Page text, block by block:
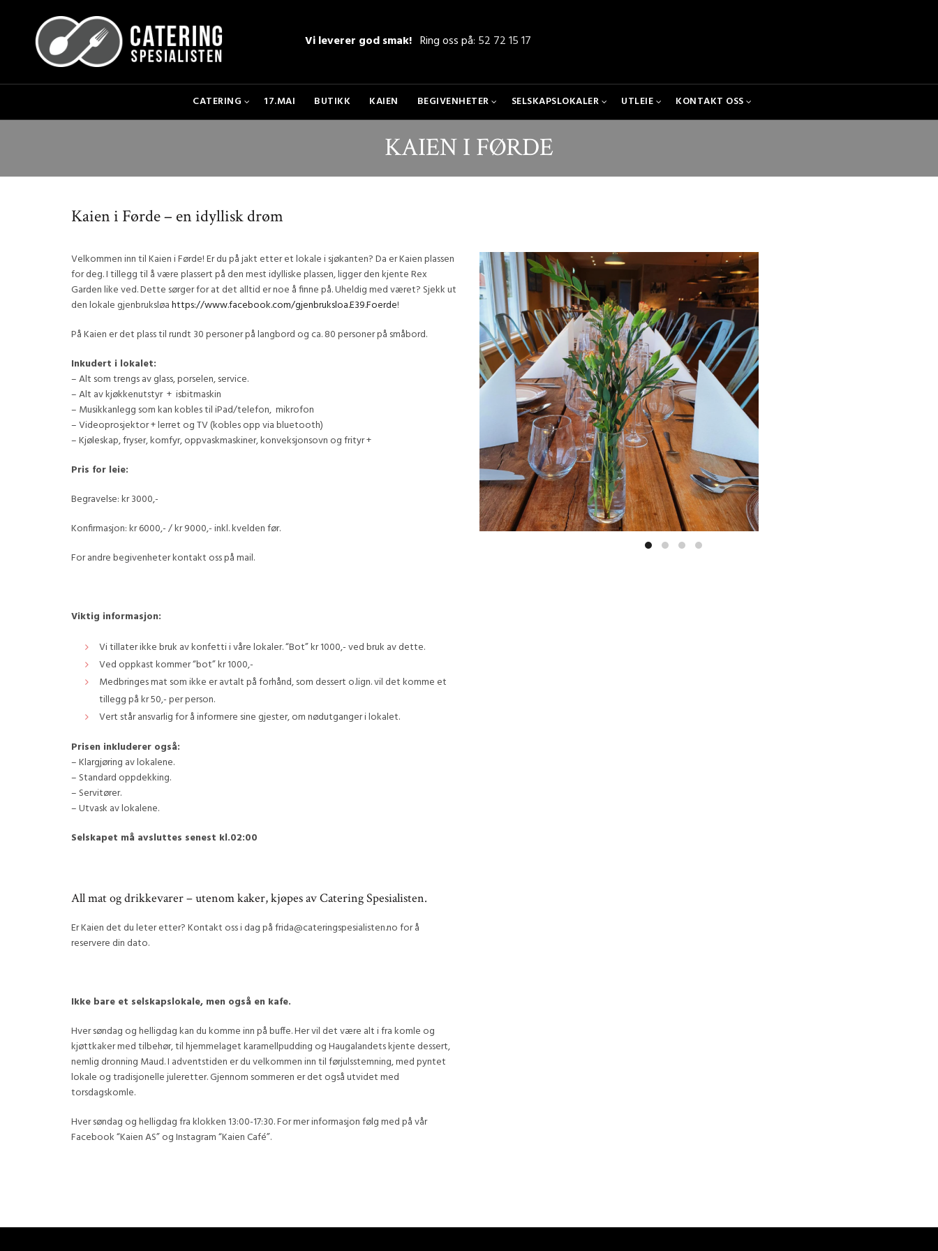
Vi leverer god smak!Ring oss på: 52 72 15 17
CATERING 17.MAI BUTIKK KAIEN BEGIVENHETER SELSKAPSLOKALER UTLEIE KONTAKT OSS
KAIEN I FØRDE
Kaien i Førde – en idyllisk drøm
Velkommen inn til Kaien i Førde! Er du på jakt etter et lokale i sjøkanten? Da er Kaien plassen
for deg. I tillegg til å være plassert på den mest idylliske plassen, ligger den kjente Rex
Garden like ved. Dette sørger for at det alltid er noe å finne på. Uheldig med været? Sjekk ut
den lokale gjenbruksløahttps://www.facebook.com/gjenbruksloa.E39.Foerde!
På Kaien er det plass til rundt 30 personer på langbord og ca. 80 personer på småbord.
Inkudert i lokalet:
– Alt som trengs av glass, porselen, service.
– Alt av kjøkkenutstyr + isbitmaskin
– Musikkanlegg som kan kobles til iPad/telefon, mikrofon
– Videoprosjektor + lerret og TV (kobles opp via bluetooth)
– Kjøleskap, fryser, komfyr, oppvaskmaskiner, konveksjonsovn og frityr +
Pris for leie:
Begravelse: kr 3000,-
Konfirmasjon: kr 6000,- / kr 9000,- inkl. kvelden før.
For andre begivenheter kontakt oss på mail.
Viktig informasjon:
Vi tillater ikke bruk av konfetti i våre lokaler. “Bot” kr 1000,- ved bruk av dette.
Ved oppkast kommer “bot” kr 1000,-
Medbringes mat som ikke er avtalt på forhånd, som dessert o.lign. vil det komme et
tillegg på kr 50,- per person.
Vert står ansvarlig for å informere sine gjester, om nødutganger i lokalet.
Prisen inkluderer også:
– Klargjøring av lokalene.
– Standard oppdekking.
– Servitører.
– Utvask av lokalene.
Selskapet må avsluttes senest kl.02:00
All mat og drikkevarer – utenom kaker, kjøpes av Catering Spesialisten.
Er Kaien det du leter etter? Kontakt oss i dag på frida@cateringspesialisten.no for å
reservere din dato.
Ikke bare et selskapslokale, men også en kafe.
Hver søndag og helligdag kan du komme inn på buffe. Her vil det være alt i fra komle og
kjøttkaker med tilbehør, til hjemmelaget karamellpudding og Haugalandets kjente dessert,
nemlig dronning Maud. I adventstiden er du velkommen inn til førjulsstemning, med pyntet
lokale og tradisjonelle juleretter. Gjennom sommeren er det også utvidet med
torsdagskomle.
Hver søndag og helligdag fra klokken 13:00-17:30. For mer informasjon følg med på vår
Facebook “Kaien AS” og Instagram “Kaien Café”.